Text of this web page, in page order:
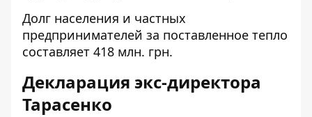
Долг населения и частных
предпринимателей за поставленное тепло
составляет 418 млн. грн.
Декларация экс-директора
Тарасенко